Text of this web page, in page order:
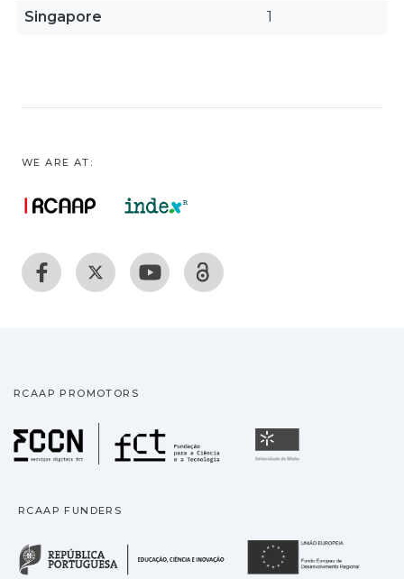
Singapore 1
WE ARE AT:
RCAAP PROMOTORS
Fundação para a
RCAAP FUNDERS
República Portuguesa